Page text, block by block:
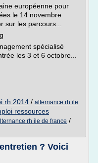
européenne pour
le 14 novembre
sur les parcours...
spécialisé
les 3 et 6 octobre...
rh 2014 / alternance rh ile
ressources
rh ile de france /
? Voici